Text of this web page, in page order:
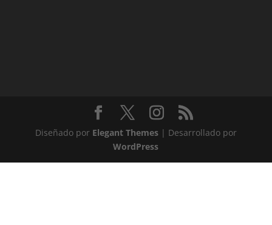
Diseñado por Elegant Themes| Desarrollado por
WordPress